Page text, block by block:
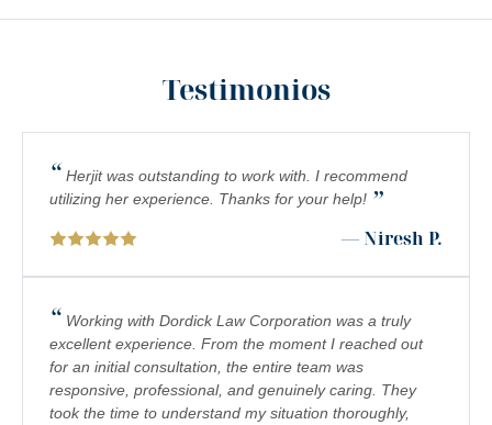
Testimonios
“ Herjit was outstanding to work with. I recommend
utilizing her experience. Thanks for your help! ”
— Niresh P.
“ Working with Dordick Law Corporation was a truly
excellent experience. From the moment I reached out
for an initial consultation, the entire team was
responsive, professional, and genuinely caring. They
took the time to understand my situation thoroughly,